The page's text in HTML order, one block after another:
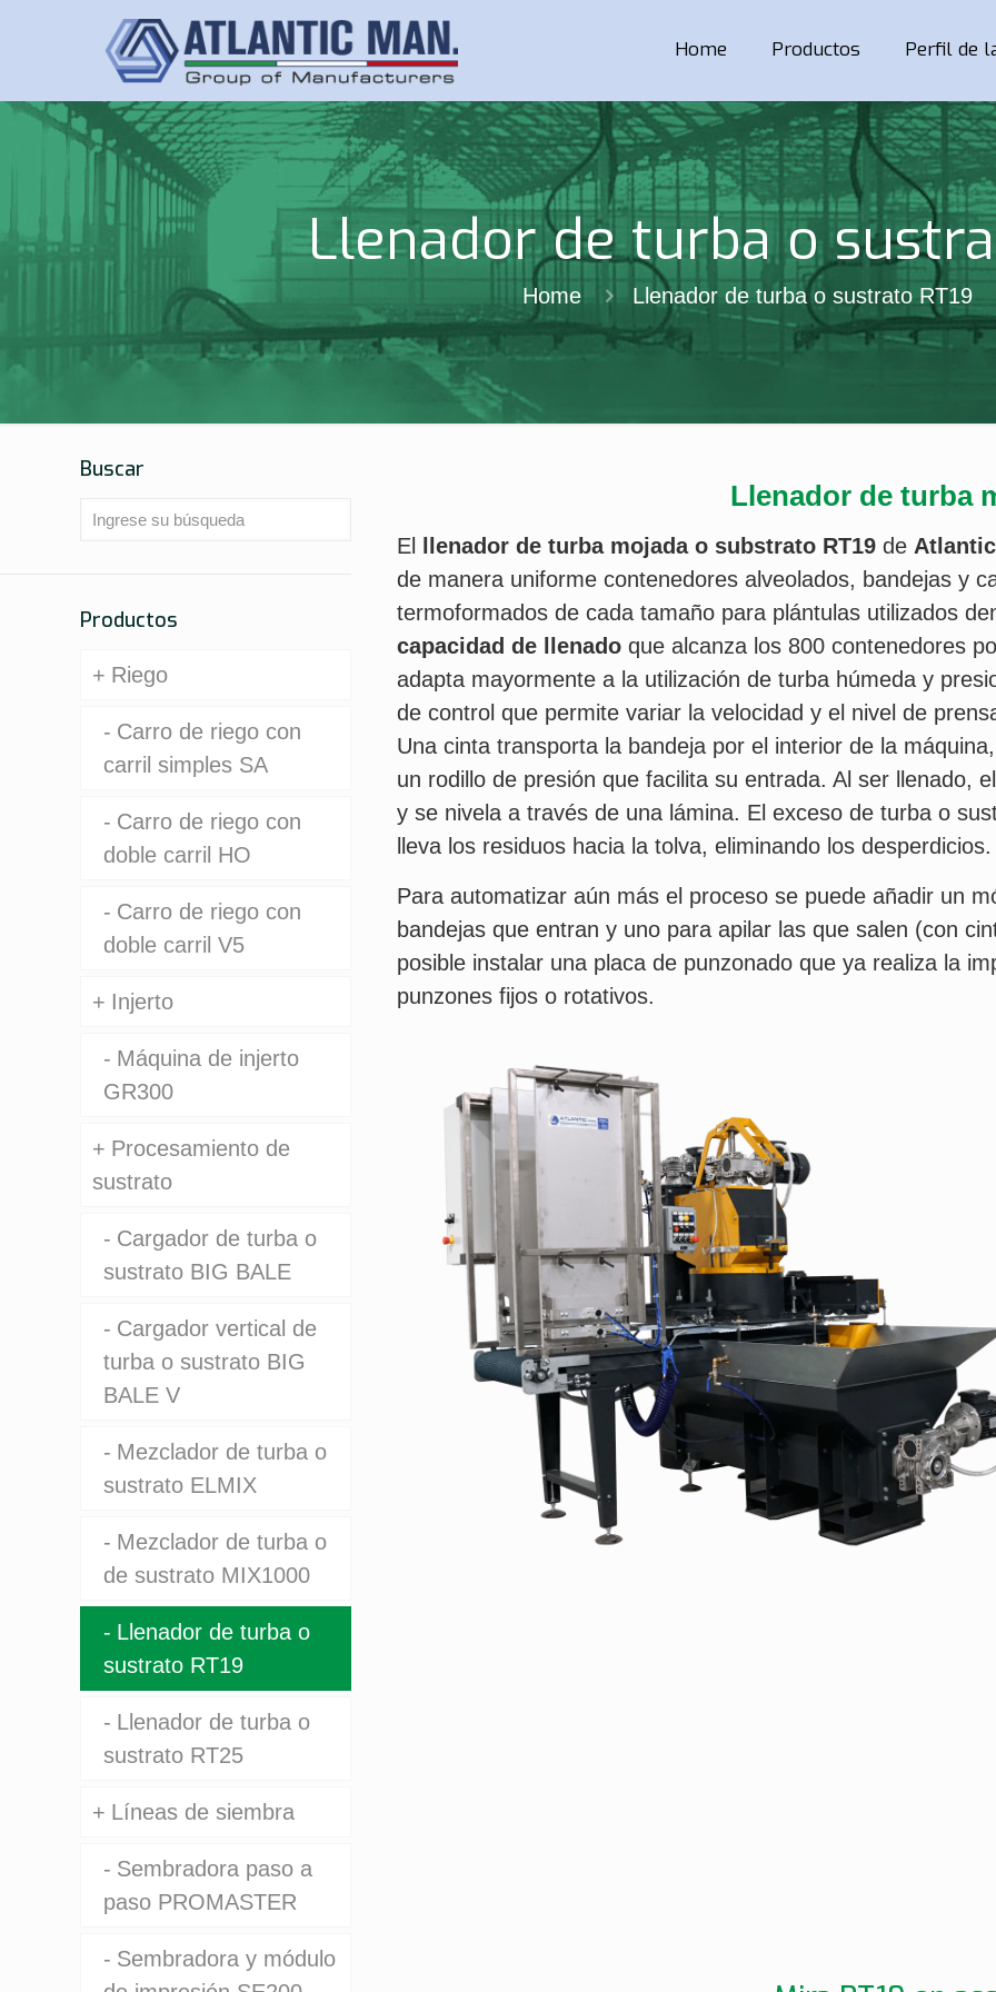
Home Productos Perfil de
Llenador de turba o
Home Llenador de turba o sustrato RT19
Llenador de turba
El llenador de turba mojada o substrato RT19de
de manera uniforme contenedores alveolados, bandejas y
termoformados de cada tamaño para plántulas utilizados
capacidad de llenadoque alcanza los 800 contenedores
adapta mayormente a la utilización de turba húmeda y
de control que permite variar la velocidad y el nivel de
Una cinta transporta la bandeja por el interior de la
un rodillo de presión que facilita su entrada. Al ser llenado,
y se nivela a través de una lámina. El exceso de turba o
lleva los residuos hacia la tolva, eliminando los desperdicios.
Para automatizar aún más el proceso se puede añadir un
bandejas que entran y uno para apilar las que salen (con
posible instalar una placa de punzonado que ya realiza la
punzones fijos o rotativos.
Buscar
Productos
Riego
Carro de riego con
carril simples SA
Carro de riego con
doble carril HO
Carro de riego con
doble carril V5
Injerto
Máquina de injerto
GR300
Procesamiento de
sustrato
Cargador de turba o
sustrato BIG BALE
Cargador vertical de
turba o sustrato BIG
BALE V
Mezclador de turba o
sustrato ELMIX
Mezclador de turba o
de sustrato MIX1000
Llenador de turba o
sustrato RT19
Llenador de turba o
sustrato RT25
Líneas de siembra
Sembradora paso a
paso PROMASTER
Sembradora y módulo